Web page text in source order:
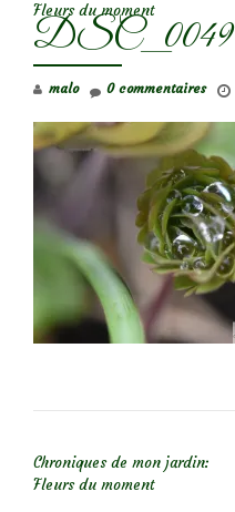
Fleurs du moment
DSC_0049
malo 0 commentaires
Chroniques de mon jardin:
Fleurs du moment